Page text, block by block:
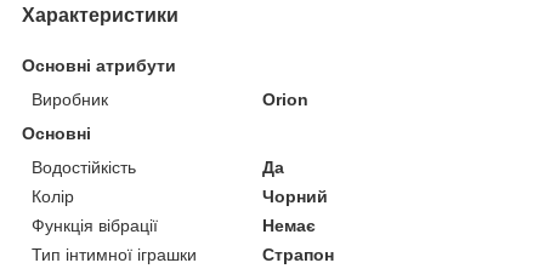
Характеристики
Основні атрибути
Виробник
Orion
Основні
Водостійкість
Да
Колір
Чорний
Функція вібрації
Немає
Тип інтимної іграшки
Страпон